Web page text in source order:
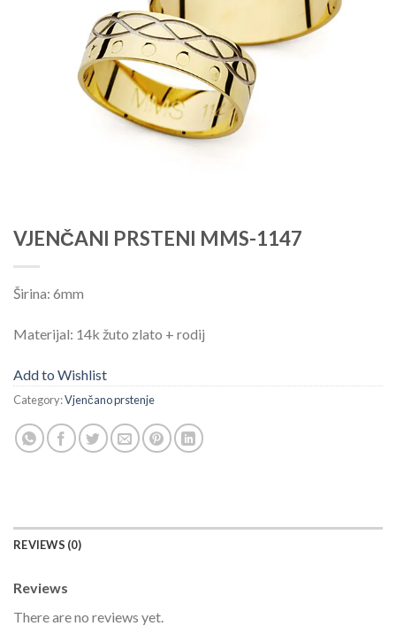
VJENČANI PRSTENI MMS-1147
Širina: 6mm
Materijal: 14k žuto zlato + rodij
Add to Wishlist
Category:Vjenčano prstenje
REVIEWS (0)
Reviews
There are no reviews yet.